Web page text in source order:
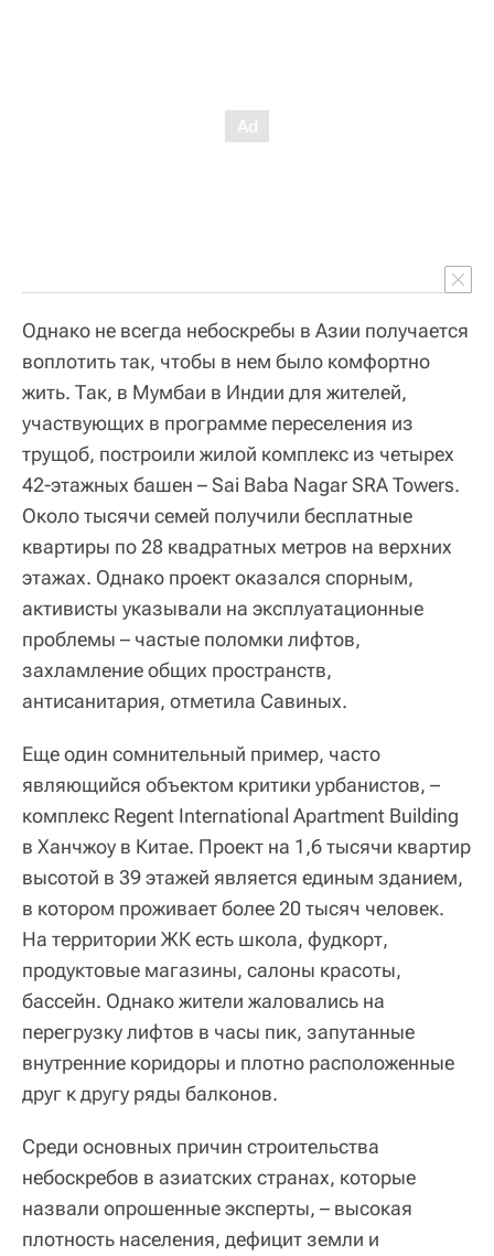
Однако не всегда небоскребы в Азии получается
воплотить так, чтобы в нем было комфортно
жить. Так, в Мумбаи в Индии для жителей,
участвующих в программе переселения из
трущоб, построили жилой комплекс из четырех
42-этажных башен – Sai Baba Nagar SRA Towers.
Около тысячи семей получили бесплатные
квартиры по 28 квадратных метров на верхних
этажах. Однако проект оказался спорным,
активисты указывали на эксплуатационные
проблемы – частые поломки лифтов,
захламление общих пространств,
антисанитария, отметила Савиных.
Еще один сомнительный пример, часто
являющийся объектом критики урбанистов, –
комплекс Regent International Apartment Building
в Ханчжоу в Китае. Проект на 1,6 тысячи квартир
высотой в 39 этажей является единым зданием,
в котором проживает более 20 тысяч человек.
На территории ЖК есть школа, фудкорт,
продуктовые магазины, салоны красоты,
бассейн. Однако жители жаловались на
перегрузку лифтов в часы пик, запутанные
внутренние коридоры и плотно расположенные
друг к другу ряды балконов.
Среди основных причин строительства
небоскребов в азиатских странах, которые
назвали опрошенные эксперты, – высокая
плотность населения, дефицит земли и